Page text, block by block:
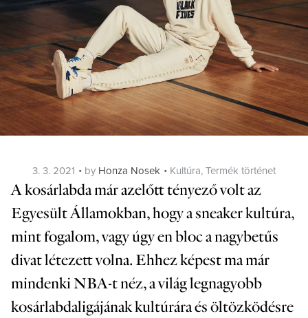
Posted
on
3. 3. 2021 by Honza Nosek Categories
Kultúra, Termék történet
A kosárlabda már azelőtt tényező volt az
Egyesült Államokban, hogy a sneaker kultúra,
mint fogalom, vagy úgy en bloc a nagybetűs
divat létezett volna. Ehhez képest ma már
mindenki NBA-t néz, a világ legnagyobb
kosárlabdaligájának kultúrára és öltözködésre